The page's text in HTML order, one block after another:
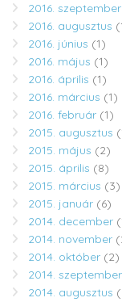
2016. szeptember
2016. augusztus
2016. június (1)
2016. május (1)
2016. április (1)
2016. március (1)
2016. február (1)
2015. augusztus
2015. május (2)
2015. április (8)
2015. március (3)
2015. január (6)
2014. december
2014. november
2014. október (2)
2014. szeptember
2014. augusztus